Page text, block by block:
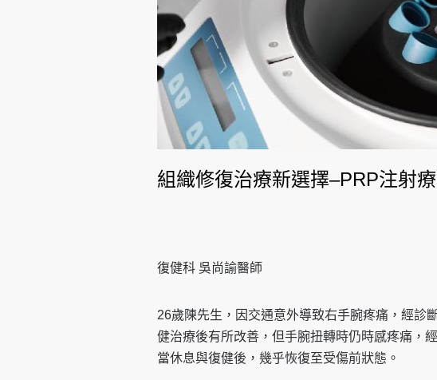
組織修復治療新選擇–PRP注射
復健科 吳尚諭醫師
26歲陳先生，因交通意外導致右手腕疼痛，經診
健治療後有所改善，但手腕扭轉時仍時感疼痛，
當休息與復健後，幾乎恢復至受傷前狀態。